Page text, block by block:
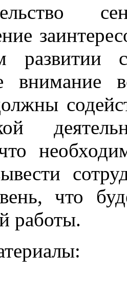
развитии
внимание
что
работы.